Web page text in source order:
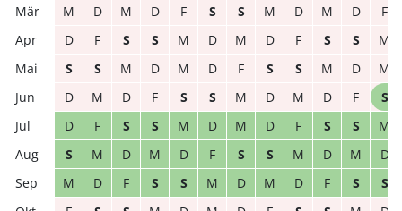
M
D M D F S S M D M D
F
D
F S S M D M D F S S
M
S
S M D M D F S S M D
M
D
M D F S S M D M D F
S
D
F S S M D M D F S S
M
S
M D M D F S S M D M
D
M
D F S S M D M D F S
S